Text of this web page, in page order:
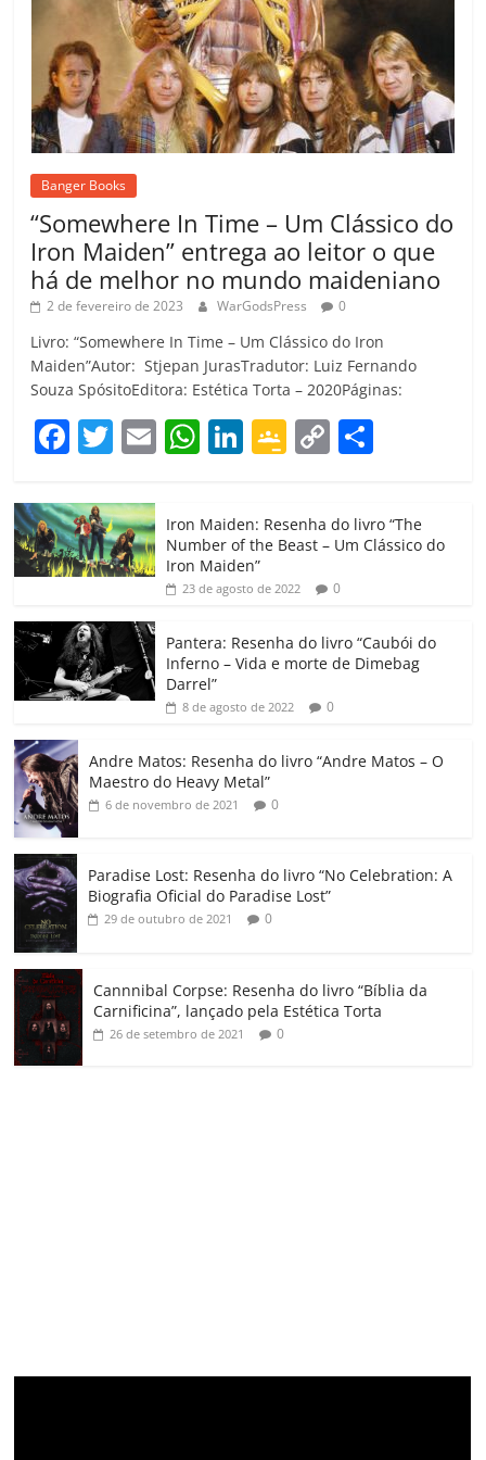
Banger Books
“Somewhere In Time – Um Clássico do
Iron Maiden” entrega ao leitor o que
há de melhor no mundo maideniano
2 de fevereiro de 2023 WarGodsPress 0
Livro: “Somewhere In Time – Um Clássico do Iron
Maiden”Autor: Stjepan JurasTradutor: Luiz Fernando
Souza SpósitoEditora: Estética Torta – 2020Páginas:
F
c
e
b
o
o
k
T
itt
er
E W
at
s
A
p
Li
e
dI
G
gl
e
Cl
a
ss
ro
o
C
p
y
Li
k
m
p
h
ar
Iron Maiden: Resenha do livro “The
Number of the Beast – Um Clássico do
Iron Maiden”
23 de agosto de 2022 0
Pantera: Resenha do livro “Caubói do
Inferno – Vida e morte de Dimebag
Darrel”
8 de agosto de 2022 0
Andre Matos: Resenha do livro “Andre Matos – O
Maestro do Heavy Metal”
6 de novembro de 2021 0
Paradise Lost: Resenha do livro “No Celebration: A
Biografia Oficial do Paradise Lost”
29 de outubro de 2021 0
Cannnibal Corpse: Resenha do livro “Bíblia da
Carnificina”, lançado pela Estética Torta
26 de setembro de 2021 0